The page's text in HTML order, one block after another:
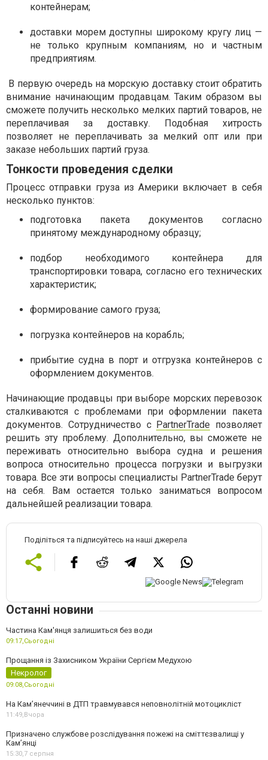
контейнерам;
доставки морем доступны широкому кругу лиц —
не только крупным компаниям, но и частным
предприятиям.
В первую очередь на морскую доставку стоит обратить
внимание начинающим продавцам. Таким образом вы
сможете получить несколько мелких партий товаров, не
переплачивая за доставку. Подобная хитрость
позволяет не переплачивать за мелкий опт или при
заказе небольших партий груза.
Тонкости проведения сделки
Процесс отправки груза из Америки включает в себя
несколько пунктов:
подготовка пакета документов согласно
принятому международному образцу;
подбор необходимого контейнера для
транспортировки товара, согласно его технических
характеристик;
формирование самого груза;
погрузка контейнеров на корабль;
прибытие судна в порт и отгрузка контейнеров с
оформлением документов.
Начинающие продавцы при выборе морских перевозок
сталкиваются с проблемами при оформлении пакета
документов. Сотрудничество с PartnerTrade позволяет
решить эту проблему. Дополнительно, вы сможете не
переживать относительно выбора судна и решения
вопроса относительно процесса погрузки и выгрузки
товара. Все эти вопросы специалисты PartnerTrade берут
на себя. Вам остается только заниматься вопросом
дальнейшей реализации товара.
Поділіться та підписуйтесь на наші джерела
Останні новини
Частина Кам'янця залишиться без води
09:17,Сьогодні
Прощання із Захисником України Сергієм Медухою
Некролог
09:08,Сьогодні
На Кам’янеччині в ДТП травмувався неповнолітній мотоцикліст
11:49, Вчора
Призначено службове розслідування пожежі на сміттєзвалищі у
Кам’янці
15:30,7 серпня